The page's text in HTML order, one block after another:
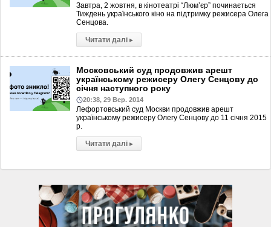
Завтра, 2 жовтня, в кінотеатрі “Люм’єр” починається
Тиждень українського кіно на підтримку режисера Олега
Сенцова.
Читати далі ▸
Московський суд продовжив арешт
українському режисеру Олегу Сенцову до
січня наступного року
20:38, 29 Вер. 2014
Лефортовський суд Москви продовжив арешт
українському режисеру Олегу Сенцову до 11 січня 2015
р.
Читати далі ▸